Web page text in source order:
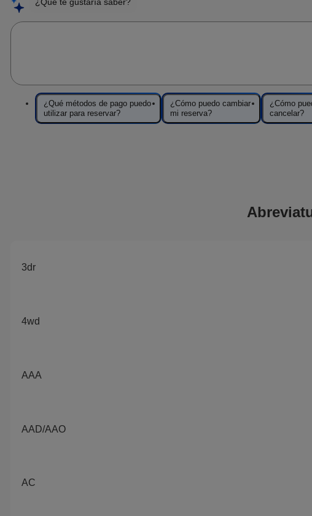
¿Qué métodos de pago puedo
utilizar para reservar?
¿Cómo puedo cambiar
mi reserva?
¿Cómo
cancelar?
3dr
4wd
AAA
AAD/AAO
AC